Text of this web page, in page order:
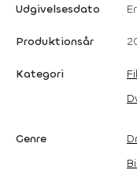
Udgivelsesdato
Produktionsår
Kategori
Genre